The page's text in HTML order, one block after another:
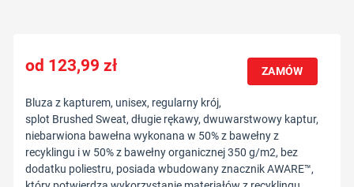
123,99zł ZAMÓW
Bluza z kapturem, unisex, regularny krój,
splot Brushed Sweat, długie rękawy, dwuwarstwowy kaptur,
niebarwiona bawełna wykonana w 50% z bawełny z
recyklingu i w 50% z bawełny organicznej 350 g/m2, bez
dodatku poliestru, posiada wbudowany znacznik AWARE™,